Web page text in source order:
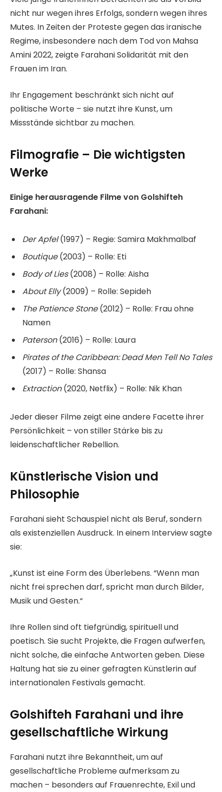
nicht nur wegen ihres Erfolgs, sondern wegen ihres
Mutes. In Zeiten der Proteste gegen das iranische
Regime, insbesondere nach dem Tod von Mahsa
Amini 2022, zeigte Farahani Solidarität mit den
Frauen im Iran.
Ihr Engagement beschränkt sich nicht auf
politische Worte – sie nutzt ihre Kunst, um
Missstände sichtbar zu machen.
Filmografie – Die wichtigsten
Werke
Einige herausragende Filme von Golshifteh
Farahani:
Der Apfel(1997) – Regie: Samira Makhmalbaf
Boutique(2003) – Rolle: Eti
Body of Lies(2008) – Rolle: Aisha
About Elly(2009) – Rolle: Sepideh
The Patience Stone(2012) – Rolle: Frau ohne
Namen
Paterson(2016) – Rolle: Laura
Pirates of the Caribbean: Dead Men Tell No Tales
(2017) – Rolle: Shansa
Extraction(2020, Netflix) – Rolle: Nik Khan
Jeder dieser Filme zeigt eine andere Facette ihrer
Persönlichkeit – von stiller Stärke bis zu
leidenschaftlicher Rebellion.
Künstlerische Vision und
Philosophie
Farahani sieht Schauspiel nicht als Beruf, sondern
als existenziellen Ausdruck. In einem Interview sagte
sie:
„Kunst ist eine Form des Überlebens. “Wenn man
nicht frei sprechen darf, spricht man durch Bilder,
Musik und Gesten.“
Ihre Rollen sind oft tiefgründig, spirituell und
poetisch. Sie sucht Projekte, die Fragen aufwerfen,
nicht solche, die einfache Antworten geben. Diese
Haltung hat sie zu einer gefragten Künstlerin auf
internationalen Festivals gemacht.
Golshifteh Farahani und ihre
gesellschaftliche Wirkung
Farahani nutzt ihre Bekanntheit, um auf
gesellschaftliche Probleme aufmerksam zu
machen – besonders auf Frauenrechte, Exil und